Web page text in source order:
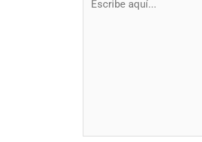
aquí...